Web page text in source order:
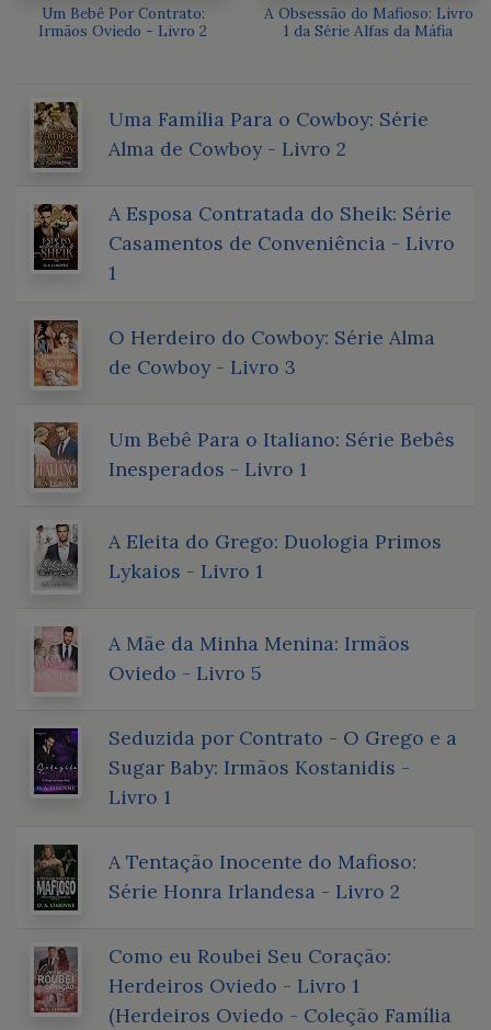
Um Bebê Por Contrato:
Irmãos Oviedo - Livro 2
A Obsessão do Mafioso: Livro
1 da Série Alfas da Máfia
Uma Família Para o Cowboy: Série
Alma de Cowboy - Livro 2
A Esposa Contratada do Sheik: Série
Casamentos de Conveniência - Livro
1
O Herdeiro do Cowboy: Série Alma
de Cowboy - Livro 3
Um Bebê Para o Italiano: Série Bebês
Inesperados - Livro 1
A Eleita do Grego: Duologia Primos
Lykaios - Livro 1
A Mãe da Minha Menina: Irmãos
Oviedo - Livro 5
Seduzida por Contrato - O Grego e a
Sugar Baby: Irmãos Kostanidis -
Livro 1
A Tentação Inocente do Mafioso:
Série Honra Irlandesa - Livro 2
Como eu Roubei Seu Coração:
Herdeiros Oviedo - Livro 1
(Herdeiros Oviedo - Coleção Família